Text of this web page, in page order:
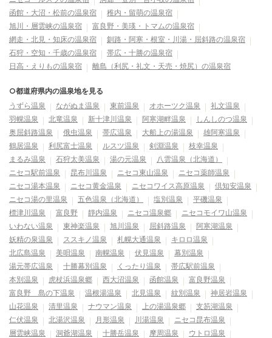
函館・大沼・松前の温泉宿
稚内・留萌の温泉宿
旭川・層雲峡の温泉宿
富良野・美瑛・トマムの温泉宿
網走・北見・知床の温泉宿
釧路・阿寒・根室・川湯・屈斜路の温泉宿
石狩・空知・千歳の温泉宿
帯広・十勝の温泉宿
日高・えりもの温泉宿
離島（利尻・礼文・天売・焼尻）の温泉宿
○都道府県内の温泉地を見る
うずら温泉
ながぬま温泉 東前温泉 オホーツク温泉
礼文温泉
羽幌温泉
北竜温泉 新十津川温泉 阿寒湖畔温泉
しんしのつ温泉
奥屈斜路温泉
俄虫温泉 帯広温泉 大船上の湯温泉
雄阿寒温泉
鶴居温泉
利尻富士温泉 ルスツ温泉 剣淵温泉
枝幸温泉
まるみ温泉
石狩太美温泉 湯の元温泉
八雲温泉（北海道）
ニセコ駅前温泉
昆布川温泉 ニセコ東山温泉
ニセコ薬師温泉
ニセコ湯本温泉
ニセコ黄金温泉 ニセコワイス高原温泉
倶知安温泉
ニセコ湯の里温泉
五色温泉（北海道） 塩別温泉
平磯温泉
標津川温泉
富良野 靜内温泉 ニセコ温泉郷
ニセコモイワ山温泉
いわない温泉
東神楽温泉 旭川温泉 屈斜路温泉
阿寒湖温泉
妖精の泉温泉
ススキノ温泉 札幌大通温泉
キロロ温泉
北広島温泉
美唄温泉 南幌温泉 伏見温泉
幕別温泉
湯元帯広温泉
十勝幕別温泉 くったり温泉
帯広駅前温泉
本別温泉
虎杖浜温泉郷 西大沼温泉 函館温泉
富良野温泉
富良野 島の下温泉
温根湯温泉 北見温泉 紋別温泉
神居岩温泉
山花温泉
清里温泉 ナウマン温泉 上の湯温泉郷
支笏湖温泉
仁伏温泉
北湯沢温泉 月形温泉 川湯温泉
ニセコ昆布温泉
層雲峡温泉
洞爺湖温泉 十勝岳温泉 摩周温泉
ウトロ温泉